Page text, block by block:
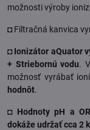
možnosti výroby
◘ Filtračná kanvica
◘ Ionizátor aQuator
+ Striebornú vodu.
možnosť vyrábať
hodnôt.
◘ Hodnoty pH a
dokáže udržať cca 2